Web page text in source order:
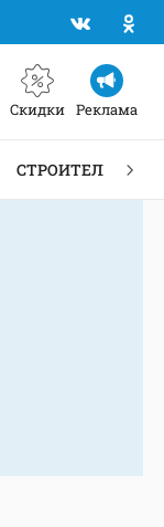
Скидки Реклама
СТРОИТЕЛЬСТВО